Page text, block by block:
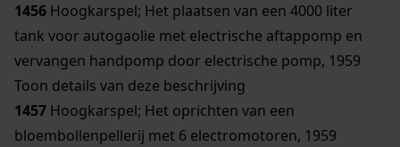
1456 Hoogkarspel; Het plaatsen van een 4000 liter
tank voor autogaolie met electrische aftappomp en
vervangen handpomp door electrische pomp, 1959
Toon details van deze beschrijving
1457 Hoogkarspel; Het oprichten van een
bloembollenpellerij met 6 electromotoren, 1959